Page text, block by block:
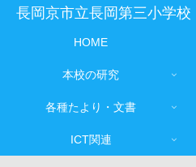
長岡京市立長岡第三小学校
HOME
本校の研究
各種たより・文書
ICT関連